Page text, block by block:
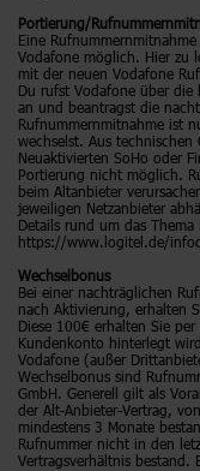
Portierung/
Eine
Vodafone möglich. Hier zu
mit der neuen Vodafone
Du rufst Vodafone über
an und beantragst die
Rufnummernmitnahme ist
wechselst. Aus
Neuaktivierten SoHo oder
Portierung nicht möglich.
beim Altanbieter
jeweiligen Netzanbieter
Details rund um das
https://www.logitel.de/
Wechselbonus
Bei einer nachträglichen
nach Aktivierung, erhalten
Diese 100€ erhalten Sie
Kundenkonto hinterlegt
Vodafone (außer
Wechselbonus sind
GmbH. Generell gilt als
der Alt-Anbieter-Vertrag,
mindestens 3 Monate
Rufnummer nicht in den
Vertragsverhältnis bestand.